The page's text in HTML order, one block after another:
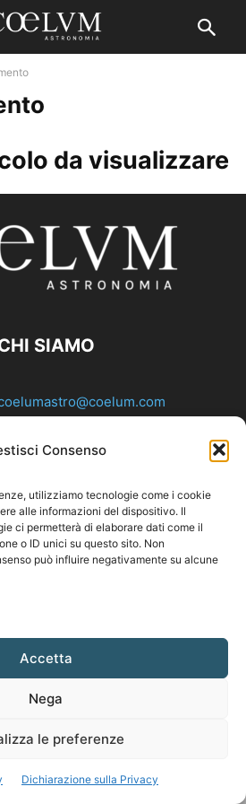
Consenso
utilizziamo tecnologie come i cookie
alle informazioni del dispositivo. Il
ci permetterà di elaborare dati come il
o ID unici su questo sito. Non
può influire negativamente su alcune
Accetta
Nega
le preferenze
Dichiarazione sulla Privacy
da visualizzare
SIAMO
SEGUICI